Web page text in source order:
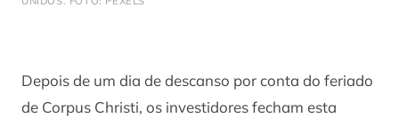
Depois de um dia de descanso por conta do feriado
de Corpus Christi, os investidores fecham esta